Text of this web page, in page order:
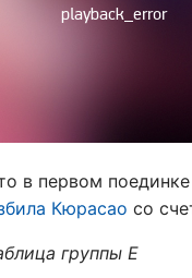
в первом поединке
Кюрасао со
группы Е